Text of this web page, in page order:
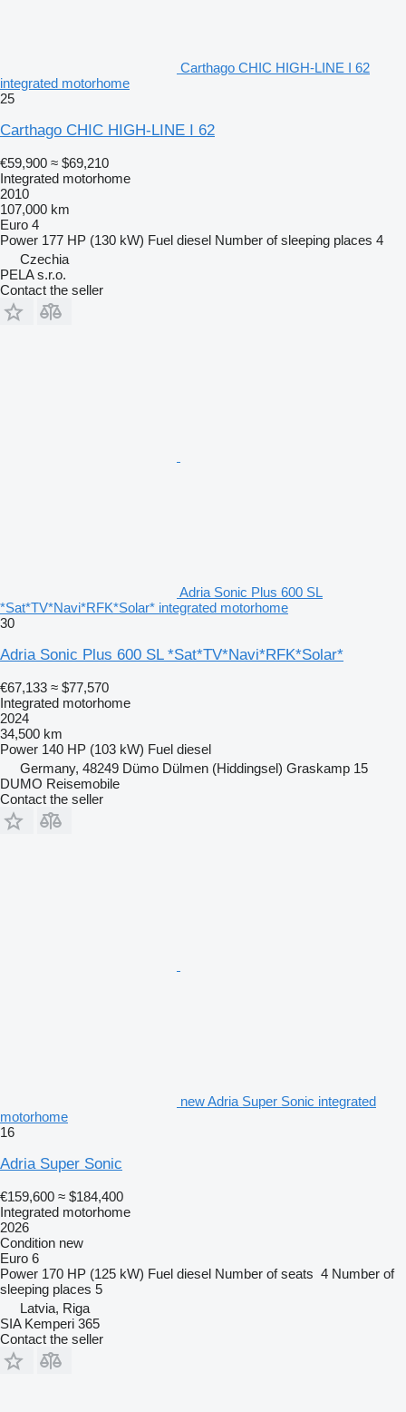
Carthago CHIC HIGH-LINE I 62
integrated motorhome
25
Carthago CHIC HIGH-LINE I 62
€59,900 ≈ $69,210
Integrated motorhome
2010
107,000 km
Euro 4
Power 177 HP (130 kW) Fuel diesel Number of sleeping places 4
Czechia
PELA s.r.o.
Contact the seller
Adria Sonic Plus 600 SL
*Sat*TV*Navi*RFK*Solar* integrated motorhome
30
Adria Sonic Plus 600 SL *Sat*TV*Navi*RFK*Solar*
€67,133 ≈ $77,570
Integrated motorhome
2024
34,500 km
Power 140 HP (103 kW) Fuel diesel
Germany, 48249 Dümo Dülmen (Hiddingsel) Graskamp 15
DUMO Reisemobile
Contact the seller
new Adria Super Sonic integrated
motorhome
16
Adria Super Sonic
€159,600 ≈ $184,400
Integrated motorhome
2026
Condition new
Euro 6
Power 170 HP (125 kW) Fuel diesel Number of seats 4 Number of
sleeping places 5
Latvia, Riga
SIA Kemperi 365
Contact the seller